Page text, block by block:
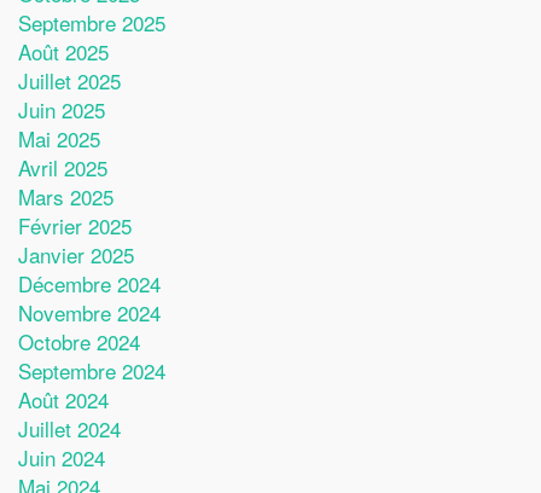
Septembre 2025
Août 2025
Juillet 2025
Juin 2025
Mai 2025
Avril 2025
Mars 2025
Février 2025
Janvier 2025
Décembre 2024
Novembre 2024
Octobre 2024
Septembre 2024
Août 2024
Juillet 2024
Juin 2024
Mai 2024